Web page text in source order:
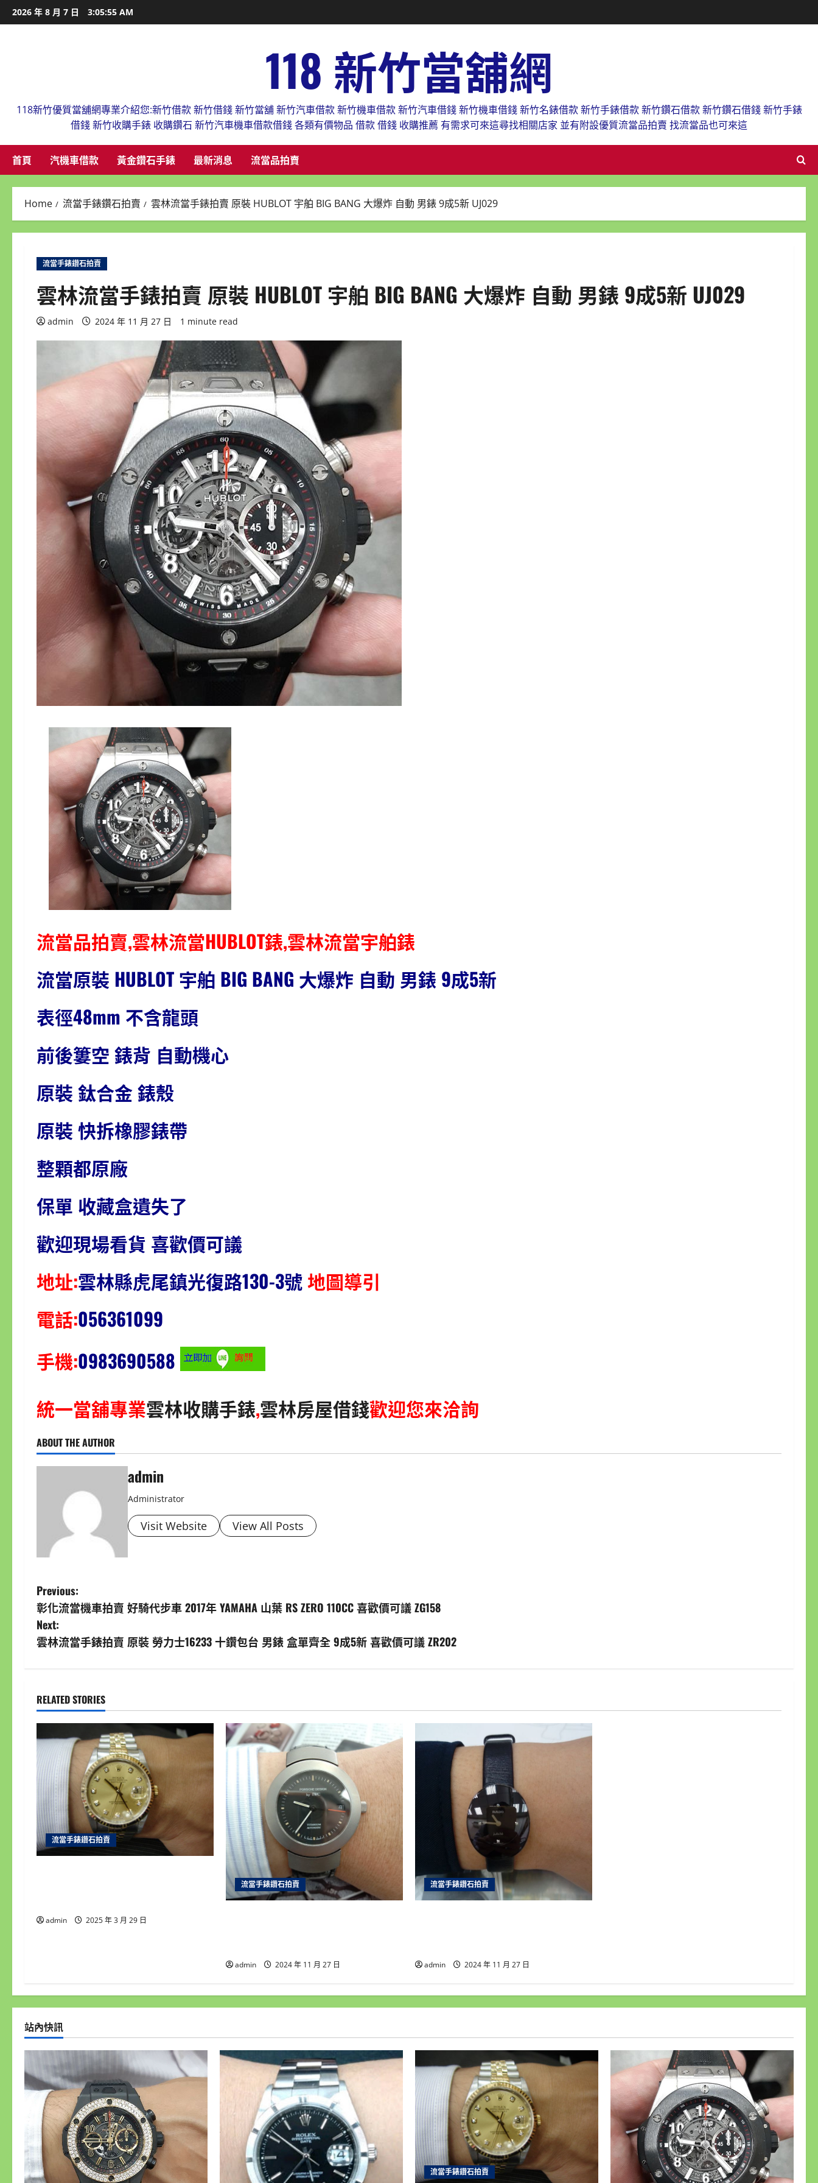
Skip
to
2026 年 8 月 7 日 3:05:56 AM
118 新竹當舖網
118新竹優質當舖網專業介紹您:新竹借款 新竹借錢 新竹當舖 新竹汽車借款 新竹機車借款 新竹汽車借錢 新竹機車借錢 新竹名錶借款 新竹手錶借款 新竹鑽石借款 新竹鑽石借錢 新竹手錶
借錢 新竹收購手錶 收購鑽石 新竹汽車機車借款借錢 各類有價物品 借款 借錢 收購推薦 有需求可來這尋找相關店家 並有附設優質流當品拍賣 找流當品也可來這
首頁 汽機車借款 黃金鑽石手錶 最新消息 流當品拍賣
Home 流當手錶鑽石拍賣 雲林流當手錶拍賣 原裝 HUBLOT 宇舶 BIG BANG 大爆炸 自動 男錶 9成5新 UJ029
流當手錶鑽石拍賣
雲林流當手錶拍賣 原裝 HUBLOT 宇舶 BIG BANG 大爆炸 自動 男錶 9成5新 UJ029
admin 2024 年 11 月 27 日 1 minute read
流當品拍賣,雲林流當HUBLOT錶,雲林流當宇舶錶
流當原裝 HUBLOT 宇舶 BIG BANG 大爆炸 自動 男錶 9成5新
表徑48mm 不含龍頭
前後簍空 錶背 自動機心
原裝 鈦合金 錶殼
原裝 快拆橡膠錶帶
整顆都原廠
保單 收藏盒遺失了
歡迎現場看貨 喜歡價可議
地址:雲林縣虎尾鎮光復路130-3號地圖導引
電話:056361099
手機:0983690588
統一當舖專業雲林收購手錶,雲林房屋借錢歡迎您來洽詢
ABOUT THE AUTHOR
admin
Administrator
Visit Website View All Posts
P
o
s
n
a
v
i
g
a
t
n
Previous:
彰化流當機車拍賣 好騎代步車 2017年 YAMAHA 山葉 RS ZERO 110CC 喜歡價可議 ZG158
Next:
雲林流當手錶拍賣 原裝 勞力士16233 十鑽包台 男錶 盒單齊全 9成5新 喜歡價可議 ZR202
RELATED STORIES
流當手錶鑽石拍賣
admin 2025 年 3 月 29 日
流當手錶鑽石拍賣
admin 2024 年 11 月 27 日
流當手錶鑽石拍賣
admin 2024 年 11 月 27 日
站內快訊
流當手錶鑽石拍賣